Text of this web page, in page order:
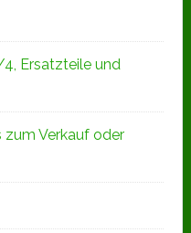
Ersatzteile und
Verkauf oder